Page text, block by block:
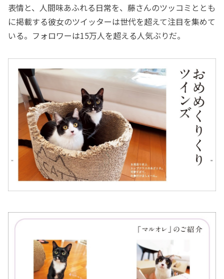
表情と、人間味あふれる日常を、藤さんのツッコミととも
に掲載する彼女のツイッターは世代を超えて注目を集めて
いる。フォロワーは15万人を超える人気ぶりだ。